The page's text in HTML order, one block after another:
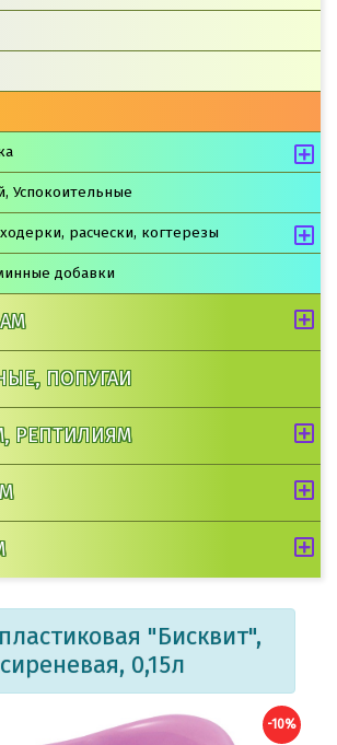
Успокоительные
расчески, когтерезы
добавки
ПОПУГАИ
РЕПТИЛИЯМ
"Бисквит",
сиреневая, 0,15л
-10%